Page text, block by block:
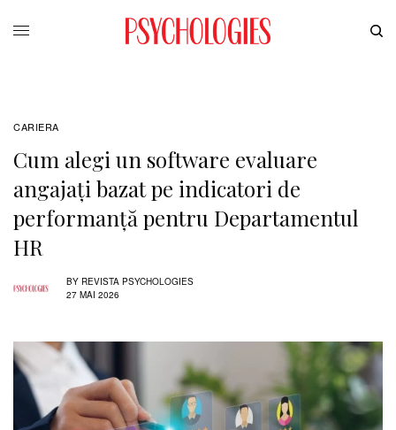
CARIERA
Cum alegi un software evaluare
angajați bazat pe indicatori de
performanță pentru Departamentul
HR
BY REVISTA PSYCHOLOGIES
27 MAI 2026